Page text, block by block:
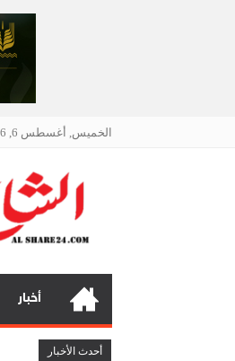
الخميس, أغسطس 6, 2026
أخبار
أحدث الأخبار